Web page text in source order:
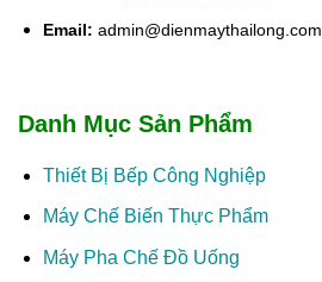
Email: admin@dienmaythailong.com
Danh Mục Sản Phẩm
Thiết Bị Bếp Công Nghiệp
Máy Chế Biến Thực Phẩm
Máy Pha Chế Đồ Uống